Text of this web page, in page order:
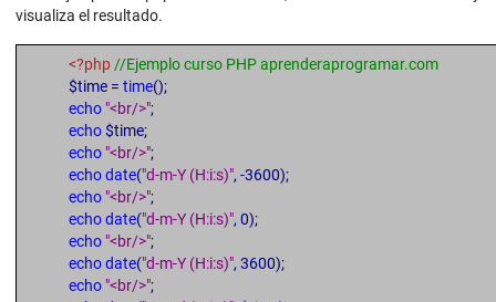
visualiza el resultado.
<?php //Ejemplo curso PHP aprenderaprogramar.com
$time = time();
echo "<br/>";
echo$time;
echo "<br/>";
echo date("d-m-Y (H:i:s)", -3600);
echo "<br/>";
echo date("d-m-Y (H:i:s)", 0);
echo "<br/>";
echo date("d-m-Y (H:i:s)", 3600);
echo "<br/>";